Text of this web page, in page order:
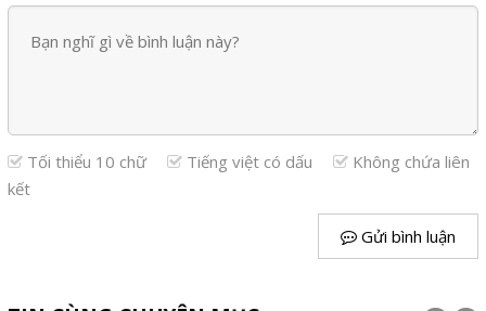
Tối thiểu 10 chữ Tiếng việt có dấu
Không chứa liên
kết
Gửi bình luận